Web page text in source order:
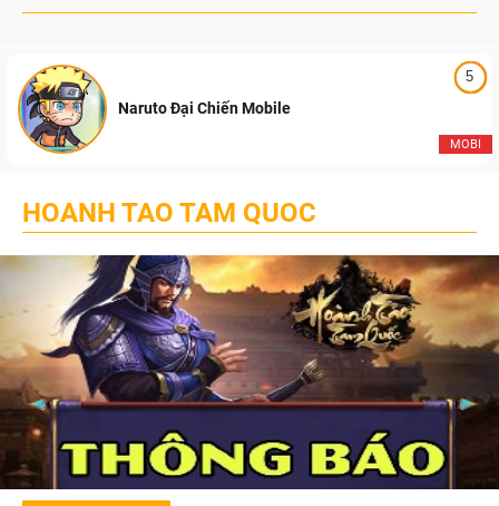
5
MOBI
Naruto Đại Chiến Mobile
HOANH TAO TAM QUOC